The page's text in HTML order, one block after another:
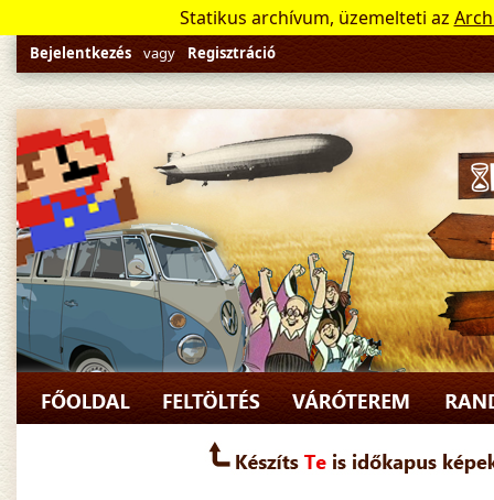
Statikus archívum, üzemelteti az
Bejelentkezés vagy Regisztráció